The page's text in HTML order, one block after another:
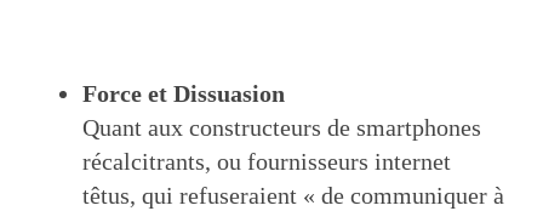
Force et Dissuasion
Quant aux constructeurs de smartphones
récalcitrants, ou fournisseurs internet
têtus, qui refuseraient « de communiquer à